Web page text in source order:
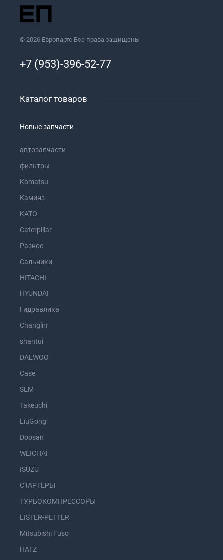
© 2026 Европартс Все права защищены
+7 (953)-396-52-77
Каталог товаров
Новые запчасти
автозапчасти
фильтры
Komatsu
Каминз
KATO
Caterpillar
Разное
Сальники
HITACHI
HYUNDAI
Гидравлика
Changlin
shantui
DAEWOO
Case
SEM
Takeuchi
LiuGong
Doosan
WEICHAI
ISUZU
СТАРТЕРЫ
ТУРБОКОМПРЕССОРЫ
LISTER-PETTER
Mitsubishi Fuso
HATZ